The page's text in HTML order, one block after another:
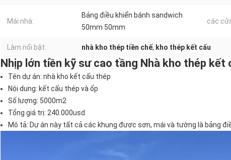
Mái nhà:
Bảng điều khiển bánh sandwich
50mm 50mm
các
Làm nổi bật: nhà kho thép tiền chế, kho thép kết cấu
Nhịp lớn tiền kỹ sư cao tầng Nhà kho thép kết
Tên dự án: nhà kho kết cấu thép
Nội dung: kết cấu thép và ốp
Số lượng: 5000m2
Tổng giá trị: 240.000usd
Mô tả: Dự án này tất cả các khung được sơn, mái và tường là bảng